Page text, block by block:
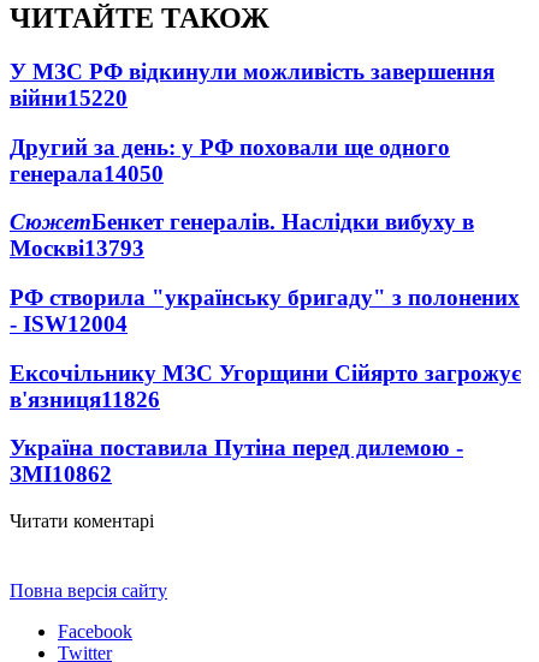
ЧИТАЙТЕ ТАКОЖ
У МЗС РФ відкинули можливість завершення
війни15220
Другий за день: у РФ поховали ще одного
генерала14050
СюжетБенкет генералів. Наслідки вибуху в
Москві13793
РФ створила "українську бригаду" з полонених
- ISW12004
Ексочільнику МЗС Угорщини Сійярто загрожує
в'язниця11826
Україна поставила Путіна перед дилемою -
ЗМІ10862
Читати коментарі
Повна версія сайту
Facebook
Twitter